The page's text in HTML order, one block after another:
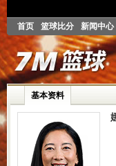
首页 篮球比分 新闻中心
基本资料